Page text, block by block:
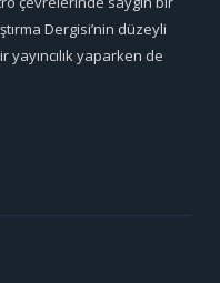
Dergisi’nin düzeyli
yaparken de